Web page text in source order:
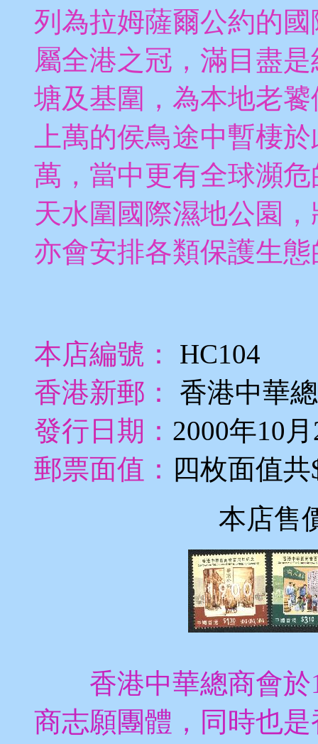
列為拉姆薩爾公約的
屬全港之冠，滿目盡
塘及基圍，為本地老
上萬的侯鳥途中暫棲
萬，當中更有全球瀕
天水圍國際濕地公園
亦會安排各類保護生
本店編號：
HC104
香港新郵：
香港中華
發行日期： 2000年10
郵票面值： 四枚面值共
本店售
香港中華總商會於
商志願團體，同時也